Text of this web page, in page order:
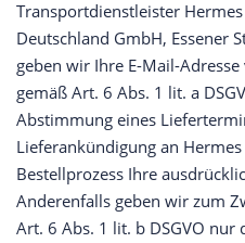
Transportdienstleister
Deutschland GmbH, Essener
geben wir Ihre E-Mail-
gemäß Art. 6 Abs. 1 lit. a
Abstimmung eines
Lieferankündigung an
Bestellprozess Ihre
Anderenfalls geben wir zum
Art. 6 Abs. 1 lit. b DSGVO nur